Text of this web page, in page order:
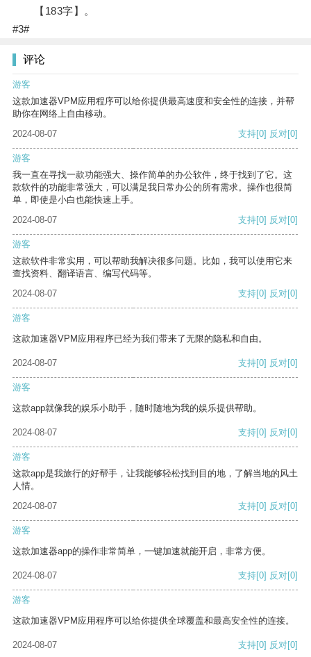
【183字】。
#3#
评论
游客
这款加速器VPM应用程序可以给你提供最高速度和安全性的连接，并帮
助你在网络上自由移动。
2024-08-07
支持[0] 反对[0]
游客
我一直在寻找一款功能强大、操作简单的办公软件，终于找到了它。这
款软件的功能非常强大，可以满足我日常办公的所有需求。操作也很简
单，即使是小白也能快速上手。
2024-08-07
支持[0] 反对[0]
游客
这款软件非常实用，可以帮助我解决很多问题。比如，我可以使用它来
查找资料、翻译语言、编写代码等。
2024-08-07
支持[0] 反对[0]
游客
这款加速器VPM应用程序已经为我们带来了无限的隐私和自由。
2024-08-07 支持[0] 反对[0]
游客
这款app就像我的娱乐小助手，随时随地为我的娱乐提供帮助。
2024-08-07 支持[0] 反对[0]
游客
这款app是我旅行的好帮手，让我能够轻松找到目的地，了解当地的风土
人情。
2024-08-07
支持[0] 反对[0]
游客
这款加速器app的操作非常简单，一键加速就能开启，非常方便。
2024-08-07 支持[0] 反对[0]
游客
这款加速器VPM应用程序可以给你提供全球覆盖和最高安全性的连接。
2024-08-07 支持[0] 反对[0]